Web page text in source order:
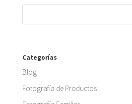
Categorías
Blog
Fotografía de Productos